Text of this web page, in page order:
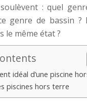
: quel
genre de bassin ?
le même état ?
idéal d’une piscine
piscines hors terre